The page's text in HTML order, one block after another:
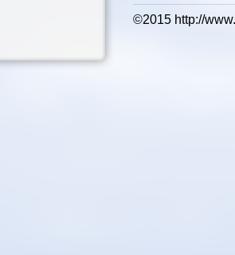
©2015 http://